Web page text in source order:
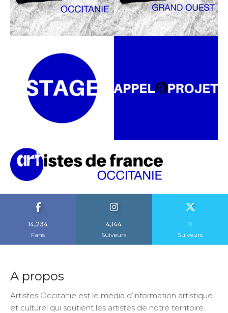
14,234
Fans
4,144
Suiveurs
11
Suiveurs
A propos
Artistes Occitanie est le média d’information artistique
et culturel qui soutient les artistes de notre territoire.